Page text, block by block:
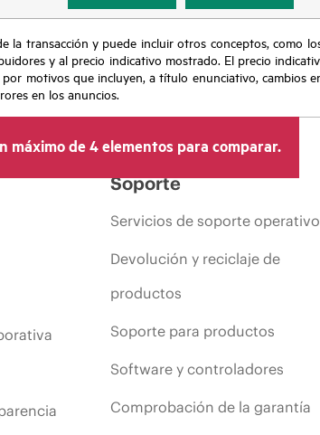
transacción y puede incluir otros conceptos, como
y al precio indicativo mostrado. El precio
motivos que incluyen, a título enunciativo, cambios
en los anuncios.
máximo de 4 elementos para comparar.
Soporte
Servicios de soporte operativo
Devolución y reciclaje de
productos
Soporte para productos
Software y controladores
Comprobación de la garantía